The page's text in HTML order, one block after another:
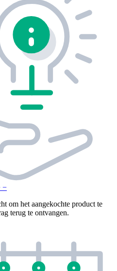
−
om het aangekochte product te
terug te ontvangen.